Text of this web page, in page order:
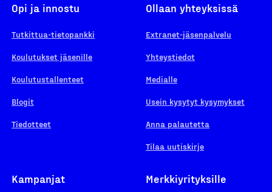
Opi ja innostu
Tutkittua-tietopankki
Koulutukset jäsenille
Koulutustallenteet
Blogit
Tiedotteet
Ollaan yhteyksissä
Extranet-jäsenpalvelu
Yhteystiedot
Medialle
Usein kysytyt kysymykset
Anna palautetta
Tilaa uutiskirje
Kampanjat Merkkiyrityksille